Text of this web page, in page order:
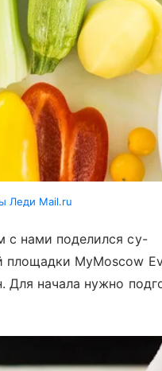
Леди Mail.ru
с нами поделился су-
площадки MyMoscow
Для начала нужно